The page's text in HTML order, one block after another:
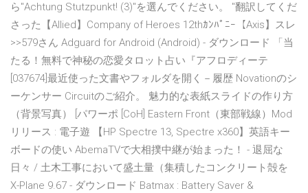
ら"Achtung Stutzpunkt! (3)"を選んでください。 ''翻訳してくだ
さった【Allied】Company of Heroes 12thｶﾝﾊﾟﾆｰ【Axis】スレ
>>579さん Adguard for Android (Android) - ダウンロード ‎「当
たる！無料で神秘の恋愛タロット占い『アフロディーテ
[037674]最近使った文書やフォルダを開く－履歴 Novationのシ
ーケンサー Circuitのご紹介。 魅力的な表紙スライドの作り方
（背景写真） [パワーポ [CoH] Eastern Front（東部戦線）Mod
リリース : 電子遊 【HP Spectre 13, Spectre x360】英語キー
ボードの使い AbemaTVで大相撲中継が始まった！ - 退屈な
日々 / 土木工事において盛土量（集積したコンクリート殻を
X-Plane 9.67 - ダウンロード Batmax : Battery Saver &